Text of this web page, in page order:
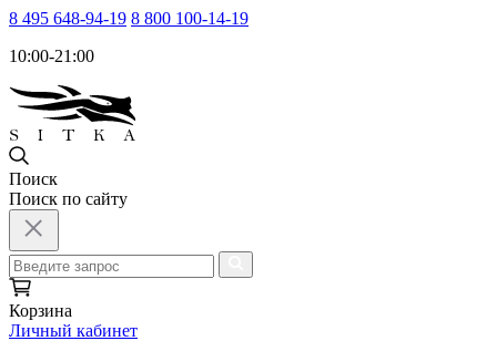
8 495 648-94-19 8 800 100-14-19
10:00-21:00
Поиск
Поиск по сайту
Корзина
Личный кабинет